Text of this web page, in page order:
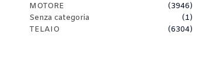
MOTORE
(3946)
Senza categoria
(1)
TELAIO
(6304)